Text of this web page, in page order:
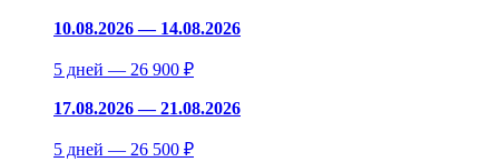
10.08.2026 — 14.08.2026
5 дней — 26 900 ₽
17.08.2026 — 21.08.2026
5 дней — 26 500 ₽